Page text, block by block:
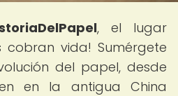
, el lugar
vida! Sumérgete
del papel, desde
en la antigua China